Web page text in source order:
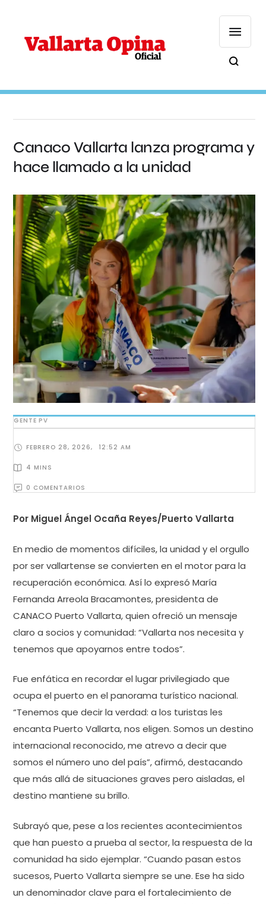
Canaco Vallarta lanza programa y
hace llamado a la unidad
GENTE PV
FEBRERO 28, 2026, 12:52 AM
4 MINS
0 COMENTARIOS
Por Miguel Ángel Ocaña Reyes/Puerto Vallarta
En medio de momentos difíciles, la unidad y el orgullo
por ser vallartense se convierten en el motor para la
recuperación económica. Así lo expresó María
Fernanda Arreola Bracamontes, presidenta de
CANACO Puerto Vallarta, quien ofreció un mensaje
claro a socios y comunidad: “Vallarta nos necesita y
tenemos que apoyarnos entre todos”.
Fue enfática en recordar el lugar privilegiado que
ocupa el puerto en el panorama turístico nacional.
“Tenemos que decir la verdad: a los turistas les
encanta Puerto Vallarta, nos eligen. Somos un destino
internacional reconocido, me atrevo a decir que
somos el número uno del país”, afirmó, destacando
que más allá de situaciones graves pero aisladas, el
destino mantiene su brillo.
Subrayó que, pese a los recientes acontecimientos
que han puesto a prueba al sector, la respuesta de la
comunidad ha sido ejemplar. “Cuando pasan estos
sucesos, Puerto Vallarta siempre se une. Ese ha sido
un denominador clave para el fortalecimiento de